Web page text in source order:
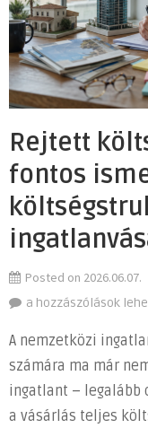
Rejtett
fontos
Posted on 2026.06.07.
Rejtett
és
adók:
miért
fontos
a hozzászólások
A nemzetközi
számára ma már
ingatlant – legalább
a vásárlás teljes